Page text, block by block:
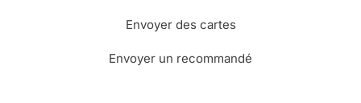
Envoyer des cartes
Envoyer un recommandé